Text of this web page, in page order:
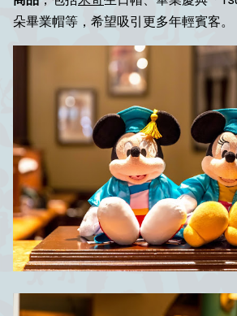
朵畢業帽等，希望吸引更多年輕賓客。